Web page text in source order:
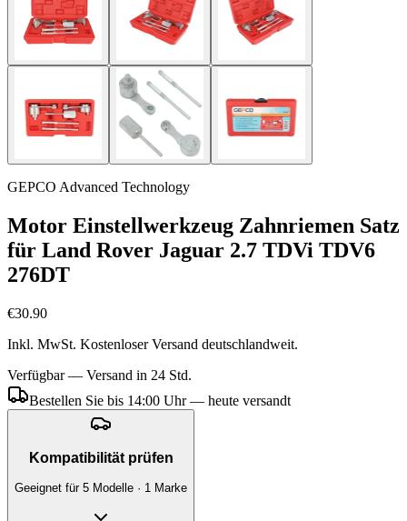
GEPCO Advanced Technology
Motor Einstellwerkzeug Zahnriemen Satz
für Land Rover Jaguar 2.7 TDVi TDV6
276DT
€30.90
Inkl. MwSt. Kostenloser Versand deutschlandweit.
Verfügbar — Versand in 24 Std.
Bestellen Sie bis 14:00 Uhr — heute versandt
Kompatibilität prüfen
Geeignet für 5 Modelle · 1 Marke